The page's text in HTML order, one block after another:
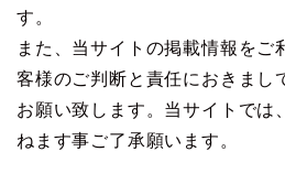
す。
また、当サイトの掲載情報をご
客様のご判断と責任におきまし
お願い致します。当サイトでは
ねます事ご了承願います。